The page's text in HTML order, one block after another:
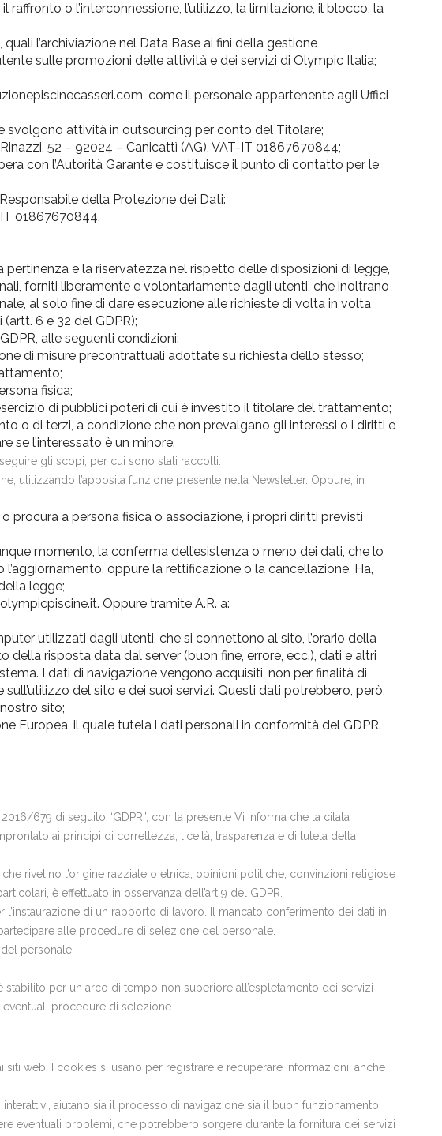
o l’interconnessione, l’utilizzo, la limitazione, il blocco, la
l’archiviazione nel Data Base ai fini della gestione
sulle promozioni delle attività e dei servizi di Olympic Italia;
come il personale appartenente agli Uffici
svolgono attività in outsourcing per conto del Titolare;
52 – 92024 – Canicattì (AG), VAT-IT 01867670844;
con l’Autorità Garante e costituisce il punto di contatto per le
della Protezione dei Dati:
01867670844.
e la riservatezza nel rispetto delle disposizioni di legge,
forniti liberamente e volontariamente dagli utenti, che inoltrano
al solo fine di dare esecuzione alle richieste di volta in volta
6 e 32 del GDPR);
alle seguenti condizioni:
di misure precontrattuali adottate su richiesta dello stesso;
fisica;
di pubblici poteri di cui è investito il titolare del trattamento;
o di terzi, a condizione che non prevalgano gli interessi o i diritti e
se l’interessato è un minore.
gli scopi, per cui sono stati raccolti.
utilizzando l’apposita funzione presente nella Newsletter. Oppure, in
procura a persona fisica o associazione, i propri diritti previsti
momento, la conferma dell’esistenza o meno dei dati, che lo
l’aggiornamento, oppure la rettificazione o la cancellazione. Ha,
legge;
Oppure tramite A.R. a:
utilizzati dagli utenti, che si connettono al sito, l’orario della
risposta data dal server (buon fine, errore, ecc.), dati e altri
I dati di navigazione vengono acquisiti, non per finalità di
del sito e dei suoi servizi. Questi dati potrebbero, però,
sito;
Europea, il quale tutela i dati personali in conformità del GDPR.
679 di seguito “GDPR”, con la presente Vi informa che la citata
ai principi di correttezza, liceità, trasparenza e di tutela della
rivelino l’origine razziale o etnica, opinioni politiche, convinzioni religiose
è effettuato in osservanza dell’art 9 del GDPR.
di un rapporto di lavoro. Il mancato conferimento dei dati in
alle procedure di selezione del personale.
personale.
per un arco di tempo non superiore all’espletamento dei servizi
procedure di selezione.
web. I cookies si usano per registrare e recuperare informazioni, anche
aiutano sia il processo di navigazione sia il buon funzionamento
eventuali problemi, che potrebbero sorgere durante la fornitura dei servizi